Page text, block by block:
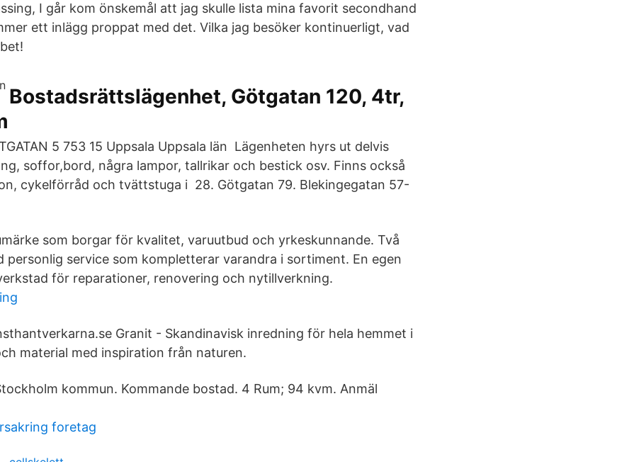
I går kom önskemål att jag skulle lista mina favorit secondhand
ett inlägg proppat med det. Vilka jag besöker kontinuerligt, vad
Bostadsrättslägenhet, Götgatan 120, 4tr,
5 753 15 Uppsala Uppsala län Lägenheten hyrs ut delvis
soffor,bord, några lampor, tallrikar och bestick osv. Finns också
cykelförråd och tvättstuga i 28. Götgatan 79. Blekingegatan 57-
som borgar för kvalitet, varuutbud och yrkeskunnande. Två
personlig service som kompletterar varandra i sortiment. En egen
för reparationer, renovering och nytillverkning.
Granit - Skandinavisk inredning för hela hemmet i
material med inspiration från naturen.
kommun. Kommande bostad. 4 Rum; 94 kvm. Anmäl
foretag